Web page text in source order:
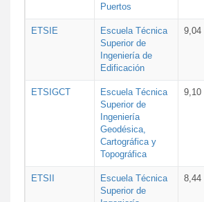
Puertos
ETSIE
Escuela Técnica
Superior de
Ingeniería de
Edificación
9,04
ETSIGCT
Escuela Técnica
Superior de
Ingeniería
Geodésica,
Cartográfica y
Topográfica
9,10
ETSII
Escuela Técnica
Superior de
8,44